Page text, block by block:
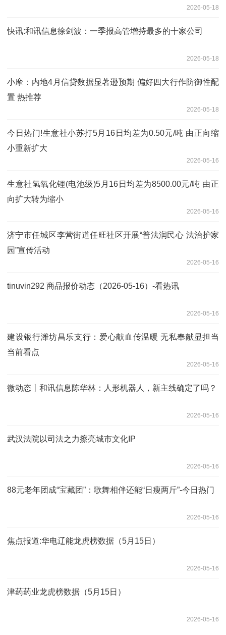
2026-05-18
快讯:和讯信息徐剑波：一季报高管增持最多的十家公司
2026-05-18
小摩：内地4月信贷数据显著逊预期 偏好四大行作防御性配
置 热推荐
2026-05-18
今日热门!生意社小苏打5月16日均差为0.50元/吨 由正向缩
小重新扩大
2026-05-16
生意社氢氧化锂(电池级)5月16日均差为8500.00元/吨 由正
向扩大转为缩小
2026-05-16
济宁市任城区李营街道任旺社区开展“普法润民心 法治护家
园”宣传活动
2026-05-16
tinuvin292 商品报价动态（2026-05-16）-看热讯
2026-05-16
建设银行潍坊昌乐支行：爱心献血传温暖 无私奉献显担当
当前看点
2026-05-16
微动态丨和讯信息陈华林：人形机器人，新主线确定了吗？
2026-05-16
武汉法院以司法之力擦亮城市文化IP
2026-05-16
88元老年团成“宝藏团”：歌舞相伴还能“日瘦两斤”-今日热门
2026-05-16
焦点报道:华电辽能龙虎榜数据（5月15日）
2026-05-16
津药药业龙虎榜数据（5月15日）
2026-05-16